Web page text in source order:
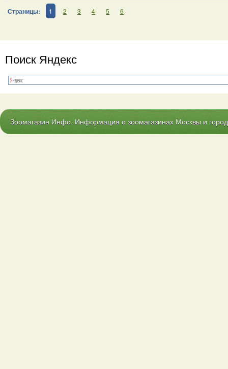
Страницы: 1 2 3 4 5 6
Поиск Яндекс
Зоомагазин Инфо. Информация о зоомагазинах Москвы и